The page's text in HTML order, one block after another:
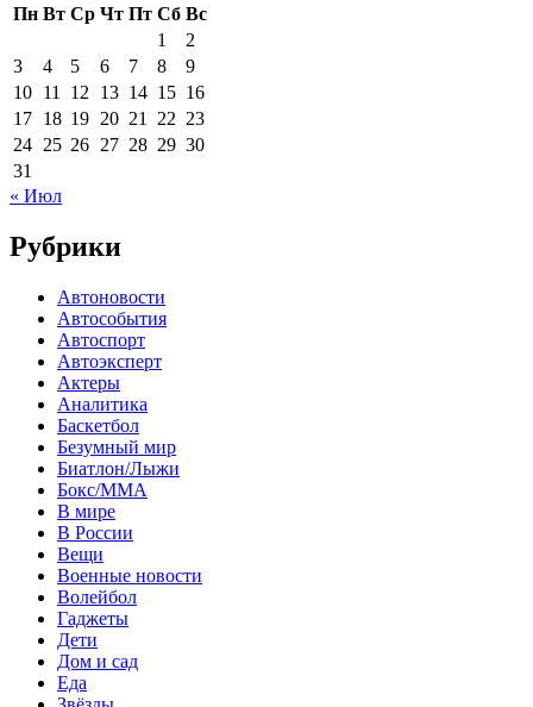
Пн Вт Ср Чт Пт Сб Вс
1
2
3
4 5 6 7 8
9
10 11 12 13 14 15 16
17 18 19 20 21 22 23
24 25 26 27 28 29 30
31
« Июл
Рубрики
Автоновости
Автособытия
Автоспорт
Автоэксперт
Актеры
Аналитика
Баскетбол
Безумный мир
Биатлон/Лыжи
Бокс/MMA
В мире
В России
Вещи
Военные новости
Волейбол
Гаджеты
Дети
Дом и сад
Еда